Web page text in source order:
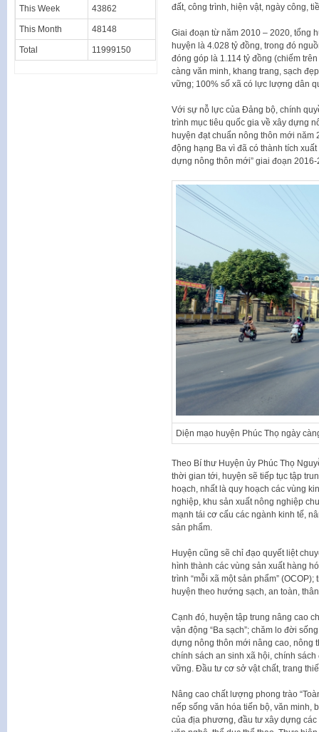
đất, công trình, hiện vật, ngày công,
Giai đoạn từ năm 2010 – 2020, tổng
huyện là 4.028 tỷ đồng, trong đó
đóng góp là 1.114 tỷ đồng (chiếm
càng văn minh, khang trang, sạch
vững; 100% số xã có lực lượng dân
Với sự nỗ lực của Đảng bộ, chính
trình mục tiêu quốc gia về xây dựng
huyện đạt chuẩn nông thôn mới
động hạng Ba vì đã có thành tích
dựng nông thôn mới” giai đoạn 2016-
Diện mạo huyện Phúc Thọ ngày
Theo Bí thư Huyện ủy Phúc Thọ
thời gian tới, huyện sẽ tiếp tục tập
hoạch, nhất là quy hoạch các vùng
nghiệp, khu sản xuất nông nghiệp
mạnh tái cơ cấu các ngành kinh tế,
sản phẩm.
Huyện cũng sẽ chỉ đạo quyết liệt
hình thành các vùng sản xuất hàng
trình “mỗi xã một sản phẩm”
huyện theo hướng sạch, an toàn,
Cạnh đó, huyện tập trung nâng cao
vận động “Ba sạch”; chăm lo đời
dựng nông thôn mới nâng cao, nông
chính sách an sinh xã hội, chính
vững. Đầu tư cơ sở vật chất, trang
Nâng cao chất lượng phong trào
nếp sống văn hóa tiến bộ, văn minh,
của địa phương, đầu tư xây dựng
This Week 43862
This Month 48148
Total 11999150